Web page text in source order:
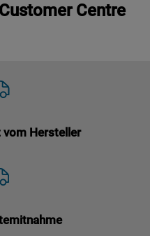
Centre
vom Hersteller